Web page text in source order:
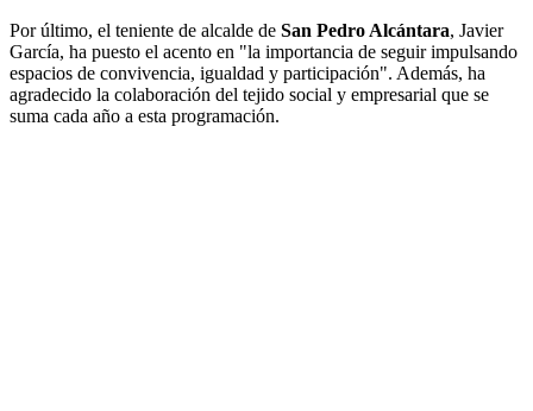
Por último, el teniente de alcalde de San Pedro Alcántara, Javier
García, ha puesto el acento en "la importancia de seguir impulsando
espacios de convivencia, igualdad y participación". Además, ha
agradecido la colaboración del tejido social y empresarial que se
suma cada año a esta programación.